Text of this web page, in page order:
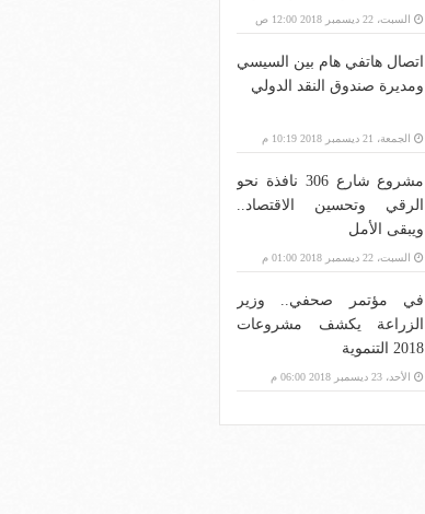
بنية الاتصالات؟
السبت، 22 ديسمبر 2018 12:00 ص
اتصال هاتفي هام بين السيسي
ومديرة صندوق النقد الدولي
الجمعة، 21 ديسمبر 2018 10:19 م
مشروع شارع 306 نافذة نحو
الرقي وتحسين الاقتصاد..
ويبقى الأمل
السبت، 22 ديسمبر 2018 01:00 م
في مؤتمر صحفي.. وزير
الزراعة يكشف مشروعات
2018 التنموية
الأحد، 23 ديسمبر 2018 06:00 م